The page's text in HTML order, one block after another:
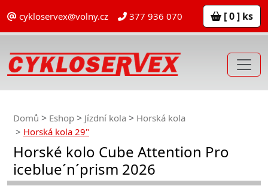
cykloservex@volny.cz 377 936 070 [ 0 ] ks
Domů Eshop Jízdní kola
Horská kola
Horská kola 29"
Horské kolo Cube Attention Pro
iceblue´n´prism 2026